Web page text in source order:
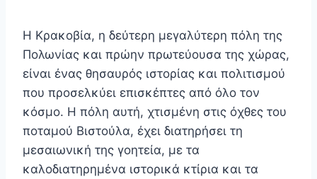
Η Κρακοβία, η δεύτερη μεγαλύτερη πόλη της
Πολωνίας και πρώην πρωτεύουσα της χώρας,
είναι ένας θησαυρός ιστορίας και πολιτισμού
που προσελκύει επισκέπτες από όλο τον
κόσμο. Η πόλη αυτή, χτισμένη στις όχθες του
ποταμού Βιστούλα, έχει διατηρήσει τη
μεσαιωνική της γοητεία, με τα
καλοδιατηρημένα ιστορικά κτίρια και τα